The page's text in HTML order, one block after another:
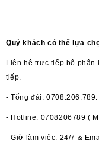
Quý khách có thể lựa
Liên hệ trực tiếp bộ
tiếp.
- Tổng đài:
- Hotline: 0708206789 (
- Giờ làm việc: 24/7 &